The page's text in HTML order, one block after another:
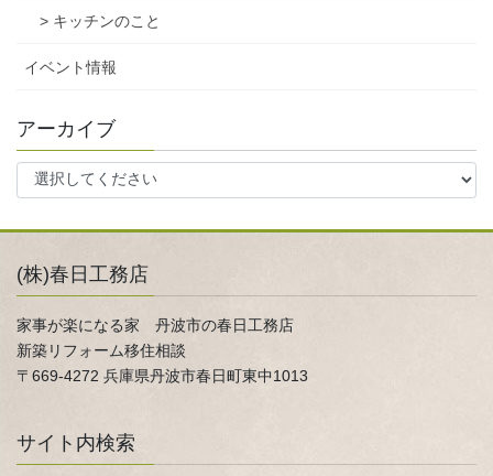
> キッチンのこと
イベント情報
アーカイブ
(株)春日工務店
家事が楽になる家 丹波市の春日工務店
新築リフォーム移住相談
〒669-4272 兵庫県丹波市春日町東中1013
サイト内検索